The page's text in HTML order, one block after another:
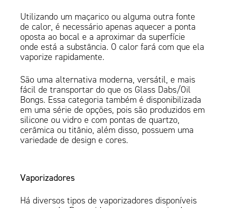
Utilizando um maçarico ou alguma outra fonte
de calor, é necessário apenas aquecer a ponta
oposta ao bocal e a aproximar da superfície
onde está a substância. O calor fará com que ela
vaporize rapidamente.
São uma alternativa moderna, versátil, e mais
fácil de transportar do que os Glass Dabs/Oil
Bongs. Essa categoria também é disponibilizada
em uma série de opções, pois são produzidos em
silicone ou vidro e com pontas de quartzo,
cerâmica ou titânio, além disso, possuem uma
variedade de design e cores.
Vaporizadores
Há diversos tipos de vaporizadores disponíveis